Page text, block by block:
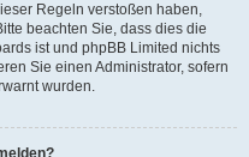
Regeln verstoßen haben,
beachten Sie, dass dies die
ist und phpBB Limited nichts
Sie einen Administrator, sofern
wurden.